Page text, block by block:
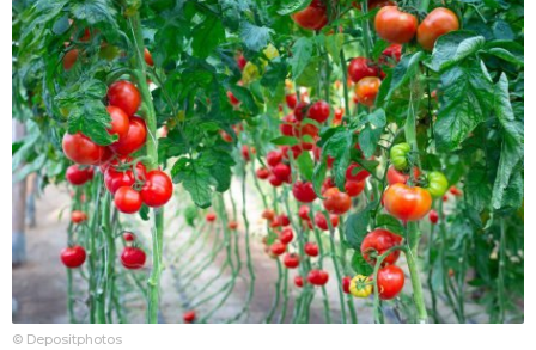
© Depositphotos